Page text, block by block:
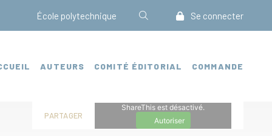
École polytechnique Se connecter
AUTEURS COMITÉ ÉDITORIAL COMMANDE
PARTAGER
ShareThis est désactivé.
Autoriser